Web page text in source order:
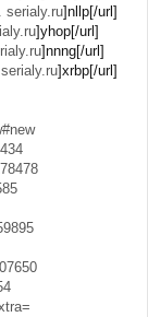
serialy.ru]nllp[/url]
]yhop[/url]
]nnng[/url]
]xrbp[/url]